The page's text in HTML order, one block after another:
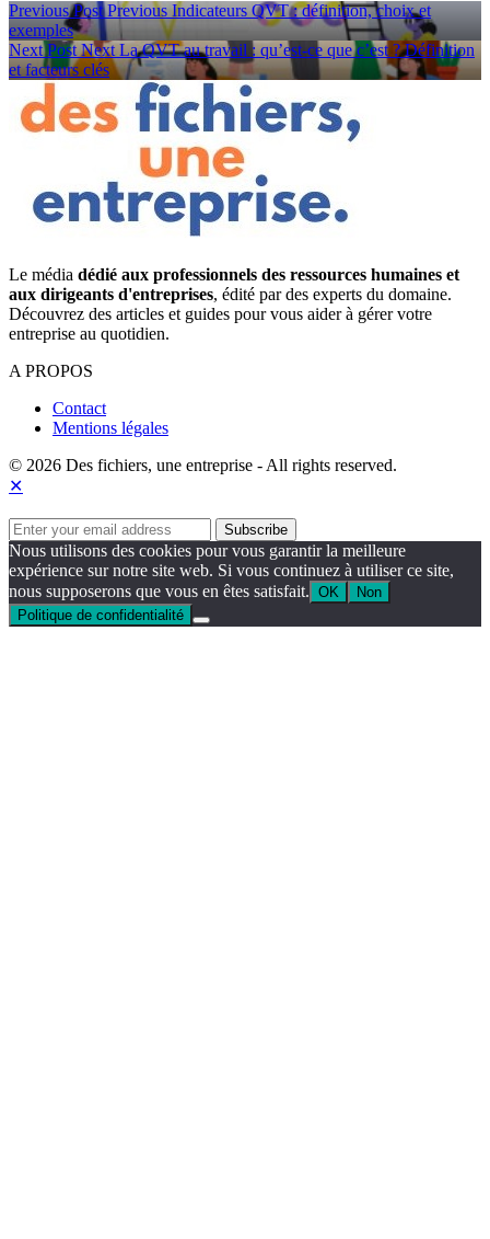
Previous Post Previous Indicateurs QVT : définition, choix et
exemples
Next Post Next La QVT au travail : qu’est-ce que c’est ? Définition
et facteurs clés
Le média dédié aux professionnels des ressources humaines et
aux dirigeants d'entreprises, édité par des experts du domaine.
Découvrez des articles et guides pour vous aider à gérer votre
entreprise au quotidien.
A PROPOS
Contact
Mentions légales
© 2026 Des fichiers, une entreprise - All rights reserved.
✕
Nous utilisons des cookies pour vous garantir la meilleure
expérience sur notre site web. Si vous continuez à utiliser ce site,
nous supposerons que vous en êtes satisfait. OK
Non
Politique de confidentialité